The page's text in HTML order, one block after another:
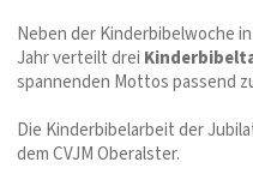
Neben der Kinderbibelwoche
Jahr verteilt drei
spannenden Mottos passend
Die Kinderbibelarbeit der
dem CVJM Oberalster.